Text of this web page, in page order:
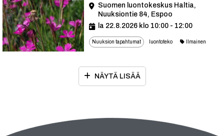
Suomen luontokeskus Haltia,
Nuuksiontie 84, Espoo
la 22.8.2026 klo 10:00 - 12:00
Nuuksion tapahtumat luontoteko Ilmainen
NÄYTÄ LISÄÄ